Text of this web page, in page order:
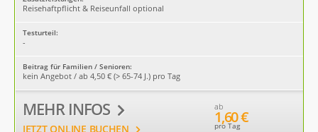
Reisehaftpflicht & Reiseunfall optional
Testurteil:
-
Beitrag für Familien / Senioren:
kein Angebot / ab 4,50 € (> 65-74 J.) pro Tag
MEHR INFOS
JETZT ONLINE BUCHEN
ab
1,60 €
pro Tag